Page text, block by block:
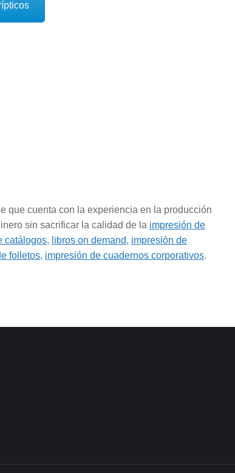
que cuenta con la experiencia en la producción
sin sacrificar la calidad de la impresión de
catálogos, libros on demand, impresión de
folletos, impresión de cuadernos corporativos.